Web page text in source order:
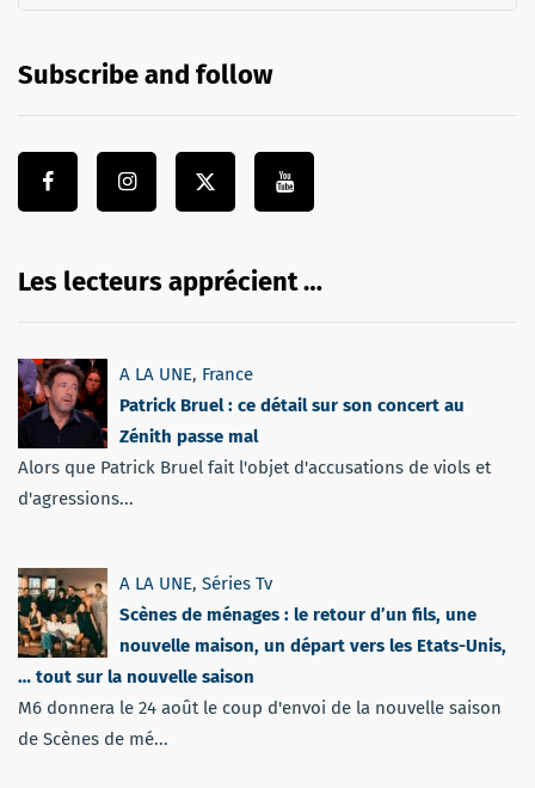
Subscribe and follow
Les lecteurs apprécient …
A LA UNE, France
Patrick Bruel : ce détail sur son concert au
Zénith passe mal
Alors que Patrick Bruel fait l'objet d'accusations de viols et
d'agressions...
A LA UNE, Séries Tv
Scènes de ménages : le retour d’un fils, une
nouvelle maison, un départ vers les Etats-Unis,
… tout sur la nouvelle saison
M6 donnera le 24 août le coup d'envoi de la nouvelle saison
de Scènes de mé...